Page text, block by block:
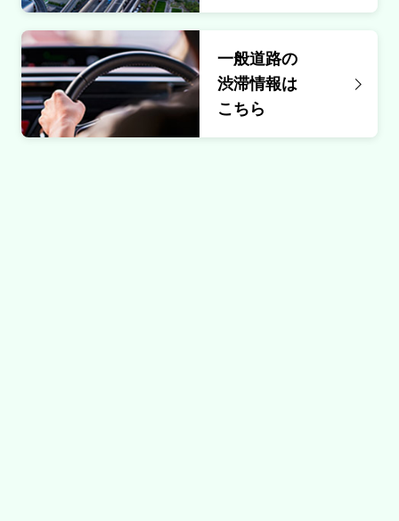
内容
第１走行規制
原因
工事
一般道路の
渋滞情報は
こちら